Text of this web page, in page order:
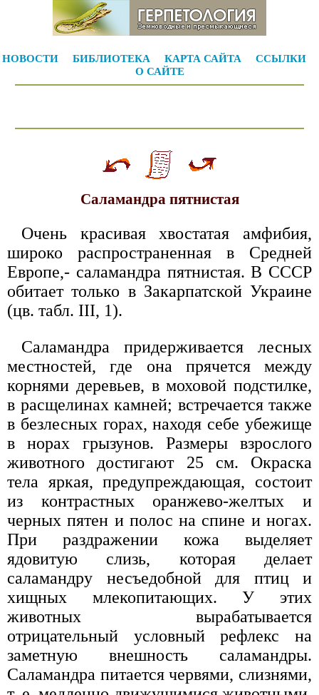
НОВОСТИ БИБЛИОТЕКА КАРТА САЙТА
ССЫЛКИ
О САЙТЕ
Саламандра пятнистая
Очень красивая хвостатая амфибия,
широко распространенная в Средней
Европе,- саламандра пятнистая. В СССР
обитает только в Закарпатской Украине
(цв. табл. III, 1).
Саламандра придерживается лесных
местностей, где она прячется между
корнями деревьев, в моховой подстилке,
в расщелинах камней; встречается также
в безлесных горах, находя себе убежище
в норах грызунов. Размеры взрослого
животного достигают 25 см. Окраска
тела яркая, предупреждающая, состоит
из контрастных оранжево-желтых и
черных пятен и полос на спине и ногах.
При раздражении кожа выделяет
ядовитую слизь, которая делает
саламандру несъедобной для птиц и
хищных млекопитающих. У этих
животных вырабатывается
отрицательный условный рефлекс на
заметную внешность саламандры.
Саламандра питается червями, слизнями,